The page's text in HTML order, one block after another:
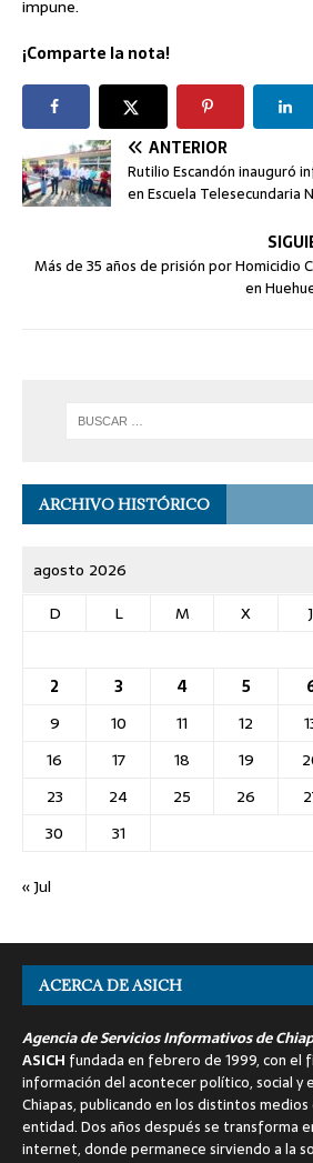
impune.
¡Comparte la nota!
ANTERIOR
Rutilio Escandón inauguró
en Escuela Telesecundaria
Más de 35 años de prisión por Homicidio
en
ARCHIVO HISTÓRICO
agosto 2026
D
L M X J
2
3 4 5
9
10 11 12
16
17 18 19
23
24 25 26
30
31
« Jul
ACERCA DE ASICH
Agencia de Servicios Informativos de
ASICH fundada en febrero de 1999, con el
información del acontecer político, social y
Chiapas, publicando en los distintos medios
entidad. Dos años después se transforma
internet, donde permanece sirviendo a la